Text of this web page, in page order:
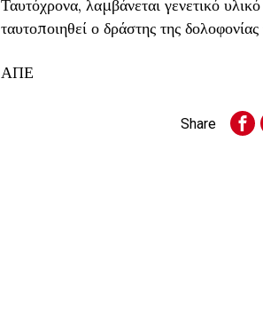
Ταυτόχρονα, λαμβάνεται γενετικό
ταυτοποιηθεί ο δράστης της
ΑΠΕ
Share